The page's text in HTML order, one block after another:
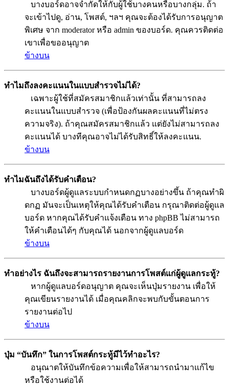
บางบอร์ดอาจจำกัดให้กับผู้ใช้บางคนหรือบางกลุ่ม. ถ้า
จะเข้าไปดู, อ่าน, โพสต์, ฯลฯ คุณจะต้องได้รับการอนุญาต
พิเศษ จาก moderator หรือ admin ของบอร์ด. คุณควรติดต่อ
เขาเพื่อขออนุญาต
ข้างบน
ทำไมถึงลงคะแนนในแบบสำรวจไม่ได้?
เฉพาะผู้ใช้ที่สมัครสมาชิกแล้วเท่านั้น ที่สามารถลง
คะแนนในแบบสำรวจ (เพื่อป้องกันผลคะแนนที่ไม่ตรง
ความจริง). ถ้าคุณสมัครสมาชิกแล้ว แต่ยังไม่สามารถลง
คะแนนได้ บางทีคุณอาจไม่ได้รับสิทธิ์ให้ลงคะแนน.
ข้างบน
ทำไมฉันถึงได้รับคำเตือน?
บางบอร์ดผู้ดูแลระบบกำหนดกฏบางอย่างขึ้น ถ้าคุณทำผิ
ดกฏ มันจะเป็นเหตุให้คุณได้รับคำเตือน กรุณาติดต่อผู้ดูแล
บอร์ด หากคุณได้รับคำแจ้งเตือน ทาง phpBB ไม่สามารถ
ให้คำเตือนได้ๆ กับคุณได้ นอกจากผู้ดูแลบอร์ด
ข้างบน
ทำอย่างไร ฉันถึงจะสามารถรายงานการโพสต์แก่ผู้ดูแลกระทู้?
หากผู้ดูแลบอร์ดอนุญาต คุณจะเห็นปุ่มรายงาน เพื่อให้
คุณเขียนรายงานได้ เมื่อคุณคลิกจะพบกับขั้นตอนการ
รายงานต่อไป
ข้างบน
ปุ่ม “บันทึก” ในการโพสต์กระทู้มีไว้ทำอะไร?
อนุณาตให้บันทึกข้อความเพื่อให้สามารถนำมาแก้ไข
หรือใช้งานต่อได้